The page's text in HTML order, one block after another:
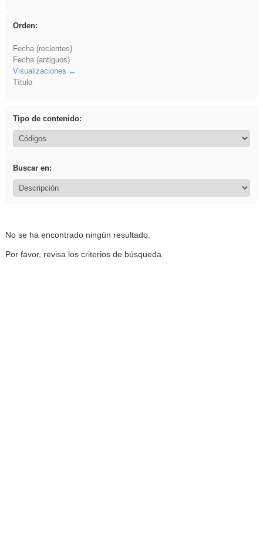
Orden:
Fecha (recientes)
Fecha (antiguos)
Visualizaciones
Título
Tipo de contenido:
Buscar en:
No se ha encontrado ningún resultado.
Por favor, revisa los criterios de búsqueda.